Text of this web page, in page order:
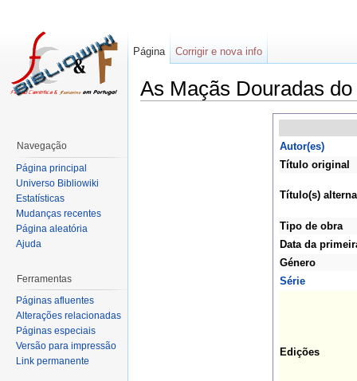
As Maçãs Douradas
Autor(es)
Título original
Título(s)
Tipo de obra
Data da
Género
Série
Edições
Página Corrigir e nova info
Navegação
Página principal
Universo Bibliowiki
Estatísticas
Mudanças recentes
Página aleatória
Ajuda
Ferramentas
Páginas afluentes
Alterações relacionadas
Páginas especiais
Versão para impressão
Link permanente